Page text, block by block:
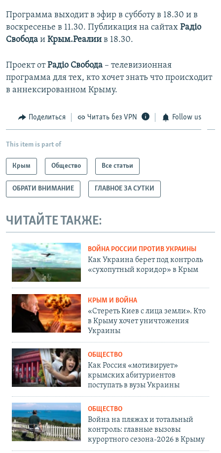
Программа выходит в эфир в субботу в 18.30 и в
воскресенье в 11.30. Публикация на сайтах Радіо
Свобода и Крым.Реалии в 18.30.
Проект отРадіо Свобода – телевизионная
программа для тех, кто хочет знать что происходит
в аннексированном Крыму.
Поделиться Читать без VPN Follow us
This item is part of
Крым Общество Все статьи
ОБРАТИ ВНИМАНИЕ ГЛАВНОЕ ЗА СУТКИ
ЧИТАЙТЕ ТАКЖЕ:
ВОЙНА РОССИИ ПРОТИВ УКРАИНЫ
Как Украина берет под контроль
«сухопутный коридор» в Крым
КРЫМ И ВОЙНА
«Стереть Киев с лица земли». Кто
в Крыму хочет уничтожения
Украины
ОБЩЕСТВО
Как Россия «мотивирует»
крымских абитуриентов
поступать в вузы Украины
ОБЩЕСТВО
Война на пляжах и тотальный
контроль: главные вызовы
курортного сезона-2026 в Крыму